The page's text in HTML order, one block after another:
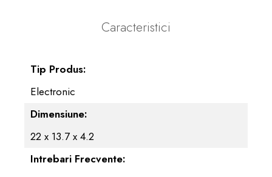
Caracteristici
Tip Produs:
Electronic
Dimensiune:
22 x 13.7 x 4.2
Intrebari Frecvente: